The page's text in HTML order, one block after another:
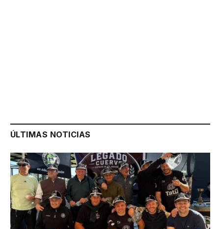
ÚLTIMAS NOTICIAS